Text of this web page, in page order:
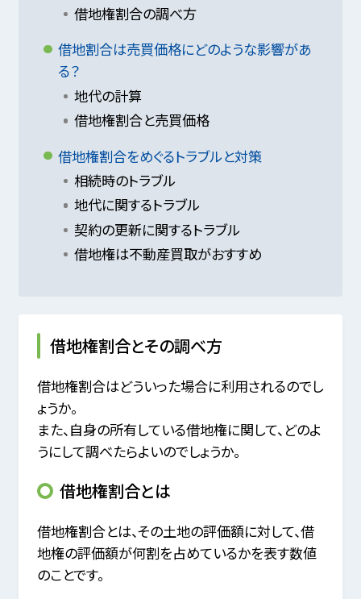
借地権割合の調べ方
借地割合は売買価格にどのような影響があ
る？
地代の計算
借地権割合と売買価格
借地権割合をめぐるトラブルと対策
相続時のトラブル
地代に関するトラブル
契約の更新に関するトラブル
借地権は不動産買取がおすすめ
借地権割合とその調べ方
借地権割合はどういった場合に利用されるのでし
ょうか。
また、自身の所有している借地権に関して、どのよ
うにして調べたらよいのでしょうか。
借地権割合とは
借地権割合とは、その土地の評価額に対して、借
地権の評価額が何割を占めているかを表す数値
のことです。